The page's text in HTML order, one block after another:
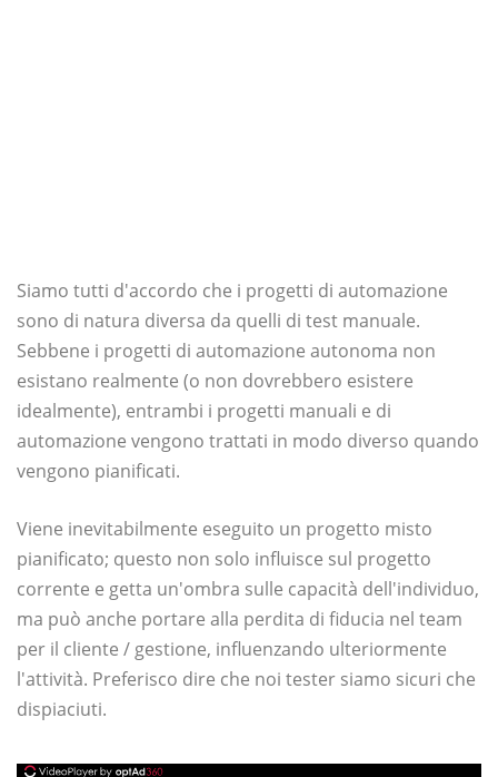
Siamo tutti d'accordo che i progetti di automazione
sono di natura diversa da quelli di test manuale.
Sebbene i progetti di automazione autonoma non
esistano realmente (o non dovrebbero esistere
idealmente), entrambi i progetti manuali e di
automazione vengono trattati in modo diverso quando
vengono pianificati.
Viene inevitabilmente eseguito un progetto misto
pianificato; questo non solo influisce sul progetto
corrente e getta un'ombra sulle capacità dell'individuo,
ma può anche portare alla perdita di fiducia nel team
per il cliente / gestione, influenzando ulteriormente
l'attività. Preferisco dire che noi tester siamo sicuri che
dispiaciuti.